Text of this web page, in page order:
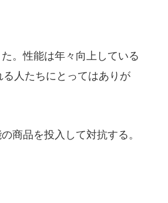
。性能は年々向上している
人たちにとってはありが
商品を投入して対抗する。